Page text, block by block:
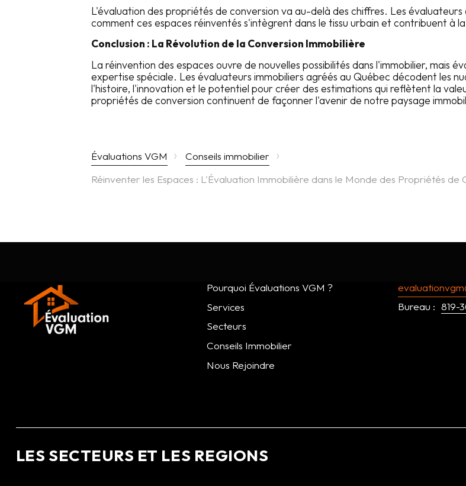
L'évaluation des propriétés de conversion va au-delà des chiffres. Les
comment ces espaces réinventés s'intègrent dans le tissu urbain et contribuent à
Conclusion : La Révolution de la Conversion Immobilière
La réinvention des espaces ouvre de nouvelles possibilités dans l'immobilier, mais
expertise spéciale. Les évaluateurs immobiliers agréés au Québec décodent les
l'histoire, l'innovation et le potentiel pour créer des estimations qui reflètent la
propriétés de conversion continuent de façonner l'avenir de notre paysage
Évaluations VGM › Conseils immobilier ›
Réinventer les Espaces : L'Évaluation Immobilière dans le Monde des Propriétés de
Pourquoi Évaluations VGM ?
Services
Secteurs
Conseils Immobilier
Nous Rejoindre
Bureau : 819-
LES SECTEURS ET LES REGIONS